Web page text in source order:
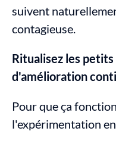
suivent
contagieuse.
Ritualisez les
d'amélioration
Pour que ça
l'expérimentation